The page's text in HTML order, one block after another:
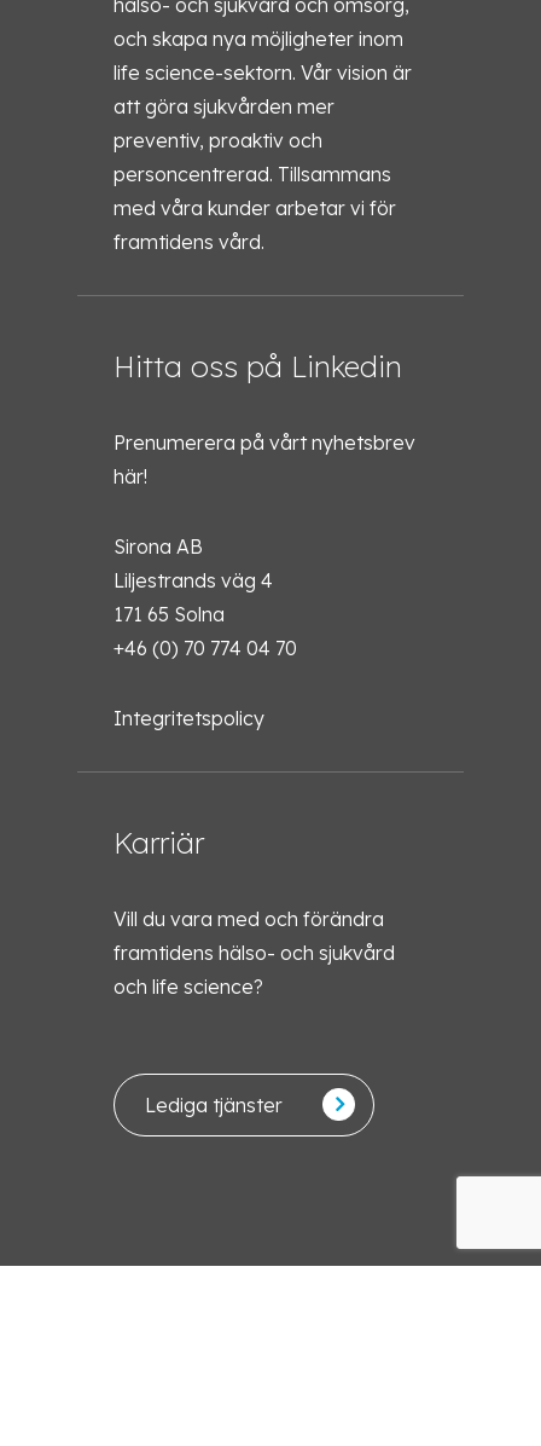
hälso- och sjukvård och omsorg,
och skapa nya möjligheter inom
life science-sektorn. Vår vision är
att göra sjukvården mer
preventiv, proaktiv och
personcentrerad. Tillsammans
med våra kunder arbetar vi för
framtidens vård.
Hitta oss på Linkedin
Prenumerera på vårt nyhetsbrev
här!
Sirona AB
Liljestrands väg 4
171 65 Solna
+46 (0) 70 774 04 70
Integritetspolicy
Karriär
Vill du vara med och förändra
framtidens hälso- och sjukvård
och life science?
Lediga tjänster